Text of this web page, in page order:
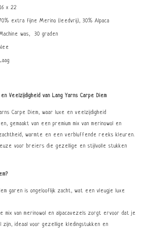
x 22
extra fijne Merino (leedvrij), 30% Alpaca
was, 30 graden
Veelzijdigheid van Lang Yarns Carpe Diem
Carpe Diem, waar luxe en veelzijdigheid
gemaakt van een premium mix van merinowol en
warmte en een verbluffende reeks kleuren.
voor breiers die gezellige en stijlvolle stukken
garen is ongelooflijk zacht, wat een vleugje luxe
mix van merinowol en alpacavezels zorgt ervoor dat je
ideaal voor gezellige kledingstukken en